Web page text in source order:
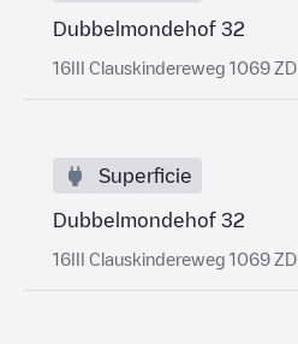
Dubbelmondehof 32
16III Clauskindereweg 1069 ZD
Superficie
Dubbelmondehof 32
16III Clauskindereweg 1069 ZD